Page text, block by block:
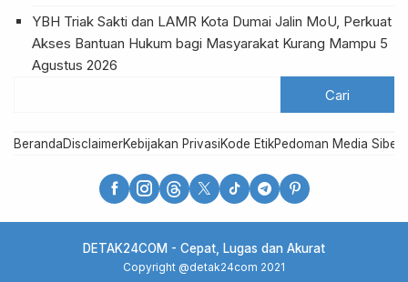
YBH Triak Sakti dan LAMR Kota Dumai Jalin MoU, Perkuat
Akses Bantuan Hukum bagi Masyarakat Kurang Mampu 5
Agustus 2026
BerandaDisclaimerKebijakan PrivasiKode EtikPedoman Media Siber
DETAK24COM - Cepat, Lugas dan Akurat
Copyright @detak24com 2021